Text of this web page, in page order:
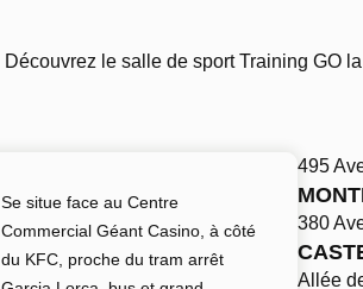
Découvrez le salle de sport Training GO
Se situe face au Centre
Commercial Géant Casino, à côté
du KFC, proche du tram arrêt
495
380
Allée